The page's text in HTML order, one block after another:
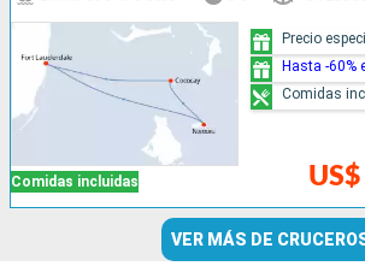
Comidas incluidas
Precio
Hasta -60%
Comidas
VER MÁS DE